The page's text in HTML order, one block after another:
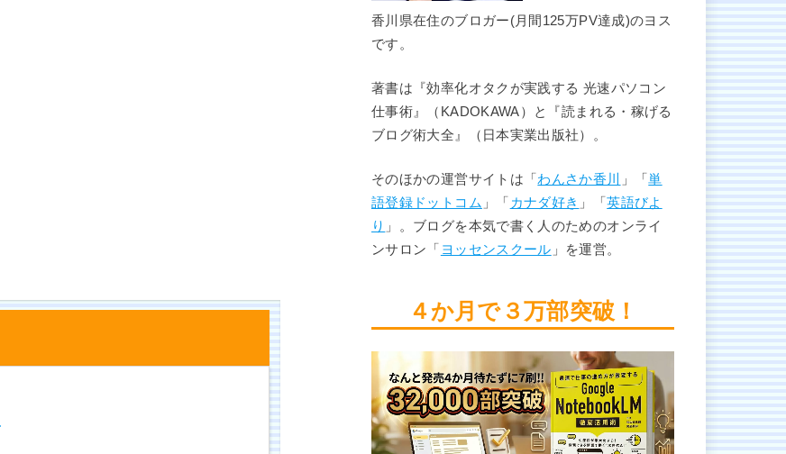
香川県在住のブロガー(月間125万PV達成)のヨス
です。
著書は『効率化オタクが実践する 光速パソコン
仕事術』（KADOKAWA）と『読まれる・稼げる
ブログ術大全』（日本実業出版社）。
そのほかの運営サイトは「わんさか香川 」「単
語登録ドットコム 」「 カナダ好き 」「英語びよ
り 」。ブログを本気で書く人のためのオンライ
ンサロン「 ヨッセンスクール 」を運営。
４か月で３万部突破！